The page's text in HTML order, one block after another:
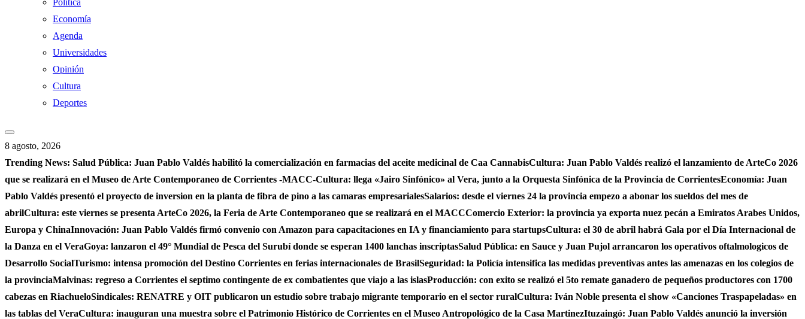
Política
Economía
Agenda
Universidades
Opinión
Cultura
Deportes
8 agosto, 2026
Trending News: Salud Pública: Juan Pablo Valdés habilitó la comercialización en farmacias del aceite medicinal de Caa CannabisCultura: Juan Pablo Valdés realizó el lanzamiento de ArteCo 2026
que se realizará en el Museo de Arte Contemporaneo de Corrientes -MACC-Cultura: llega «Jairo Sinfónico» al Vera, junto a la Orquesta Sinfónica de la Provincia de CorrientesEconomía: Juan
Pablo Valdés presentó el proyecto de inversion en la planta de fibra de pino a las camaras empresarialesSalarios: desde el viernes 24 la provincia empezo a abonar los sueldos del mes de
abrilCultura: este viernes se presenta ArteCo 2026, la Feria de Arte Contemporaneo que se realizará en el MACCComercio Exterior: la provincia ya exporta nuez pecán a Emiratos Arabes Unidos,
Europa y ChinaInnovación: Juan Pablo Valdés firmó convenio con Amazon para capacitaciones en IA y financiamiento para startupsCultura: el 30 de abril habrá Gala por el Día Internacional de
la Danza en el VeraGoya: lanzaron el 49° Mundial de Pesca del Surubí donde se esperan 1400 lanchas inscriptasSalud Pública: en Sauce y Juan Pujol arrancaron los operativos oftalmologicos de
Desarrollo SocialTurismo: intensa promoción del Destino Corrientes en ferias internacionales de BrasilSeguridad: la Policía intensifica las medidas preventivas antes las amenazas en los colegios de
la provinciaMalvinas: regreso a Corrientes el septimo contingente de ex combatientes que viajo a las islasProducción: con exito se realizó el 5to remate ganadero de pequeños productores con 1700
cabezas en RiachueloSindicales: RENATRE y OIT publicaron un estudio sobre trabajo migrante temporario en el sector ruralCultura: Iván Noble presenta el show «Canciones Traspapeladas» en
las tablas del VeraCultura: inauguran una muestra sobre el Patrimonio Histórico de Corrientes en el Museo Antropológico de la Casa MartinezItuzaingó: Juan Pablo Valdés anunció la inversión